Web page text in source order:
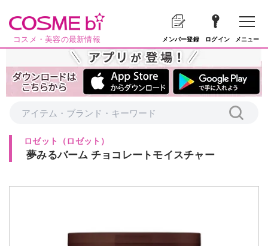
コスメ・美容の最新情報 メンバー登録 ログイン メニュー
ロゼット （ロゼット ）
夢みるバーム チョコレートモイスチャー